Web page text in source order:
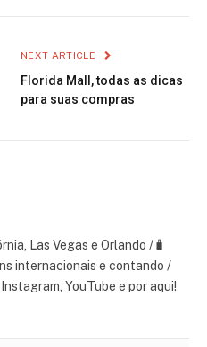
NEXT ARTICLE
Florida Mall, todas as dicas
para suas compras
Las Vegas e Orlando /🧳
internacionais e contando /
YouTube e por aqui!